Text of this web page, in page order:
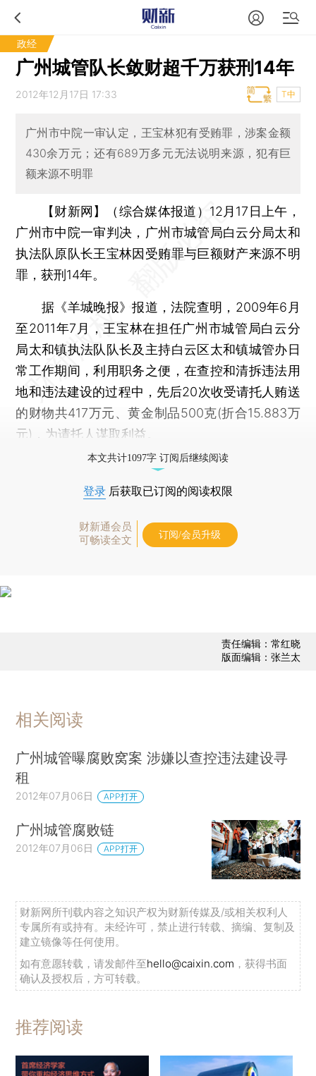
政经
广州城管队长敛财超千万获刑14年
2012年12月17日 17:33 T中
广州市中院一审认定，王宝林犯有受贿罪，涉案金额
430余万元；还有689万多元无法说明来源，犯有巨
额来源不明罪
【财新网】（综合媒体报道） 12月17日上午，
广州市中院一审判决，广州市城管局白云分局太和
执法队原队长王宝林因受贿罪与巨额财产来源不明
罪，获刑14年。
据《羊城晚报》报道，法院查明，2009年6月
至2011年7月，王宝林在担任广州市城管局白云分
局太和镇执法队队长及主持白云区太和镇城管办日
常工作期间，利用职务之便，在查控和清拆违法用
地和违法建设的过程中，先后20次收受请托人贿送
的财物共417万元、黄金制品500克(折合15.883万
元)，为请托人谋取利益。
本文共计1097字 订阅后继续阅读
登录 后获取已订阅的阅读权限
财新通会员
可畅读全文
订阅/会员升级
责任编辑：常红晓
版面编辑：张兰太
相关阅读
广州城管曝腐败窝案 涉嫌以查控违法建设寻
租
2012年07月06日 APP打开
广州城管腐败链
2012年07月06日 APP打开
财新网所刊载内容之知识产权为财新传媒及/或相关权利人
专属所有或持有。未经许可，禁止进行转载、摘编、复制及
建立镜像等任何使用。
如有意愿转载，请发邮件至hello@caixin.com ，获得书面
确认及授权后，方可转载。
推荐阅读